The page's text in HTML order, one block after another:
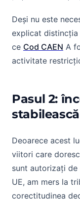
Deși nu este
explicat distincția
ce Cod CAEN A
activitate
Pasul 2:
Deoarece acest
viitori care
sunt autorizați
UE, am mers la
corectitudinea